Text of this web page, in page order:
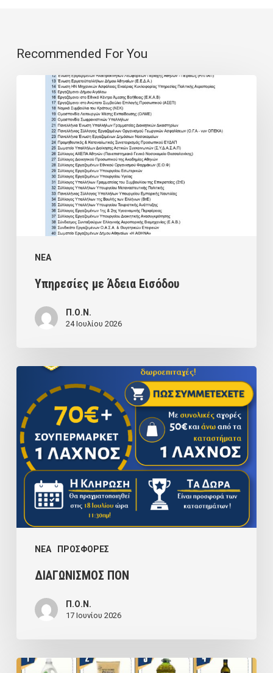
Recommended For You
NEA
Υπηρεσίες
Εισόδου
Υπηρεσίες με Άδεια Εισόδου
Π.Ο.Ν.
24 Ιουλίου 2026
NEA ΠΡΟΣΦΟΡΕΣ
ΔΙΑΓΩΝΙΣΜΟΣ
ΔΙΑΓΩΝΙΣΜΟΣ ΠΟΝ
Π.Ο.Ν.
17 Ιουνίου 2026
ΠΡΟΣΦΟΡΑ